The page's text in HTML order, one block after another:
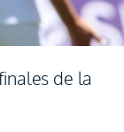
de la